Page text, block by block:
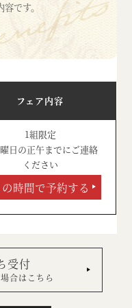
です。
フェア内容
1組限定
日の正午までにご連絡
ください
の時間で予約する
受付
合はこちら